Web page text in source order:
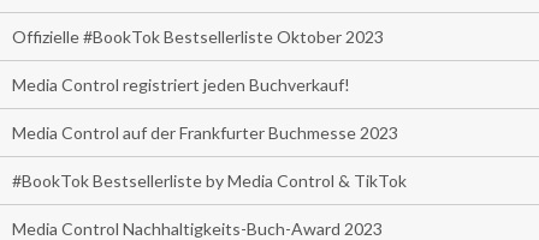
Offizielle #BookTok Bestsellerliste Oktober 2023
Media Control registriert jeden Buchverkauf!
Media Control auf der Frankfurter Buchmesse 2023
#BookTok Bestsellerliste by Media Control & TikTok
Media Control Nachhaltigkeits-Buch-Award 2023